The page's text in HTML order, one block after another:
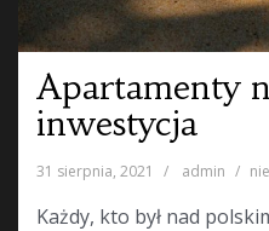
Apartamenty
inwestycja
31 sierpnia, 2021 admin
Każdy, kto był nad